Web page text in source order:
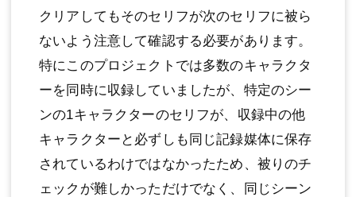
クリアしてもそのセリフが次のセリフに被ら
ないよう注意して確認する必要があります。
特にこのプロジェクトでは多数のキャラクタ
ーを同時に収録していましたが、特定のシー
ンの1キャラクターのセリフが、収録中の他
キャラクターと必ずしも同じ記録媒体に保存
されているわけではなかったため、被りのチ
ェックが難しかっただけでなく、同じシーン